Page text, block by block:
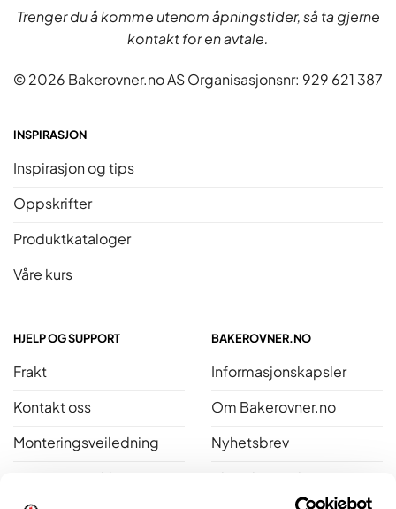
Trenger du å komme utenom åpningstider, så ta gjerne
kontakt for en avtale.
© 2026 Bakerovner.no AS Organisasjonsnr: 929 621 387
INSPIRASJON
Inspirasjon og tips
Oppskrifter
Produktkataloger
Våre kurs
HJELP OG SUPPORT
Frakt
Kontakt oss
Monteringsveiledning
Personvernerklæring
BAKEROVNER.NO
Informasjonskapsler
Om Bakerovner.no
Nyhetsbrev
Bli ambassadør